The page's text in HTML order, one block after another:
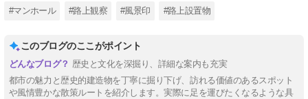
#マンホール #路上観察 #風景印 #路上設置物
このブログのここがポイント
歴史と文化を深掘り、詳細な案内も充実
都市の魅力と歴史的建造物を丁寧に掘り下げ、訪れる価値のあるスポット
や風情豊かな散策ルートを紹介します。実際に足を運びたくなるような具